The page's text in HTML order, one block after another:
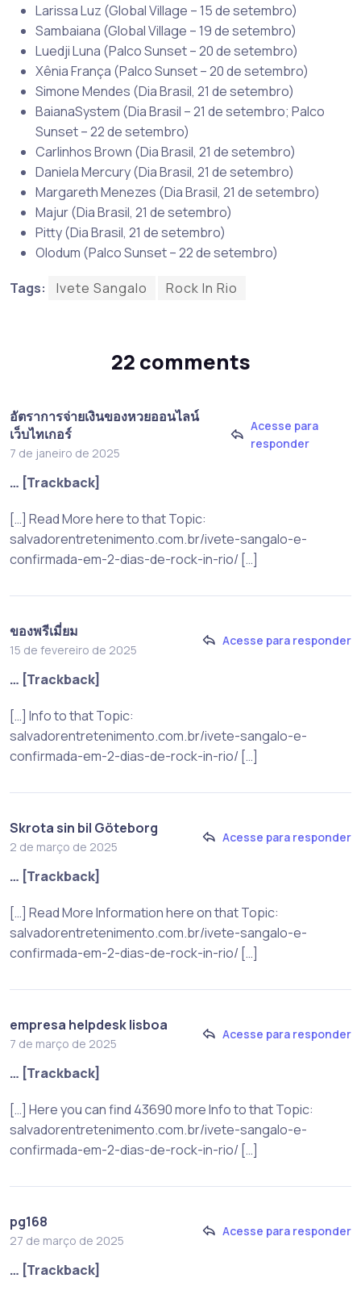
Larissa Luz (Global Village – 15 de setembro)
Sambaiana (Global Village – 19 de setembro)
Luedji Luna (Palco Sunset – 20 de setembro)
Xênia França (Palco Sunset – 20 de setembro)
Simone Mendes (Dia Brasil, 21 de setembro)
BaianaSystem (Dia Brasil – 21 de setembro; Palco
Sunset – 22 de setembro)
Carlinhos Brown (Dia Brasil, 21 de setembro)
Daniela Mercury (Dia Brasil, 21 de setembro)
Margareth Menezes (Dia Brasil, 21 de setembro)
Majur (Dia Brasil, 21 de setembro)
Pitty (Dia Brasil, 21 de setembro)
Olodum (Palco Sunset – 22 de setembro)
Tags:
Ivete Sangalo Rock In Rio
22 comments
อัตราการจ่ายเงินของหวยออนไลน์
เว็บไทเกอร์
7 de janeiro de 2025
Acesse para
responder
… [Trackback]
[…] Read More here to that Topic:
salvadorentretenimento.com.br/ivete-sangalo-e-
confirmada-em-2-dias-de-rock-in-rio/ […]
ของพรีเมี่ยม
15 de fevereiro de 2025
Acesse para responder
… [Trackback]
[…] Info to that Topic:
salvadorentretenimento.com.br/ivete-sangalo-e-
confirmada-em-2-dias-de-rock-in-rio/ […]
Skrota sin bil Göteborg
2 de março de 2025
Acesse para responder
… [Trackback]
[…] Read More Information here on that Topic:
salvadorentretenimento.com.br/ivete-sangalo-e-
confirmada-em-2-dias-de-rock-in-rio/ […]
empresa helpdesk lisboa
7 de março de 2025
Acesse para responder
… [Trackback]
[…] Here you can find 43690 more Info to that Topic:
salvadorentretenimento.com.br/ivete-sangalo-e-
confirmada-em-2-dias-de-rock-in-rio/ […]
pg168
27 de março de 2025
Acesse para responder
… [Trackback]